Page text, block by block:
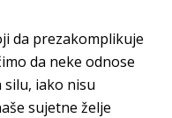
da prezakomplikuje
da neke odnose
silu, iako nisu
sujetne želje